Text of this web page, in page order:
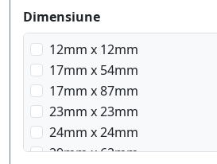
Dimensiune
12mm x 12mm
17mm x 54mm
17mm x 87mm
23mm x 23mm
24mm x 24mm
29mm x 62mm